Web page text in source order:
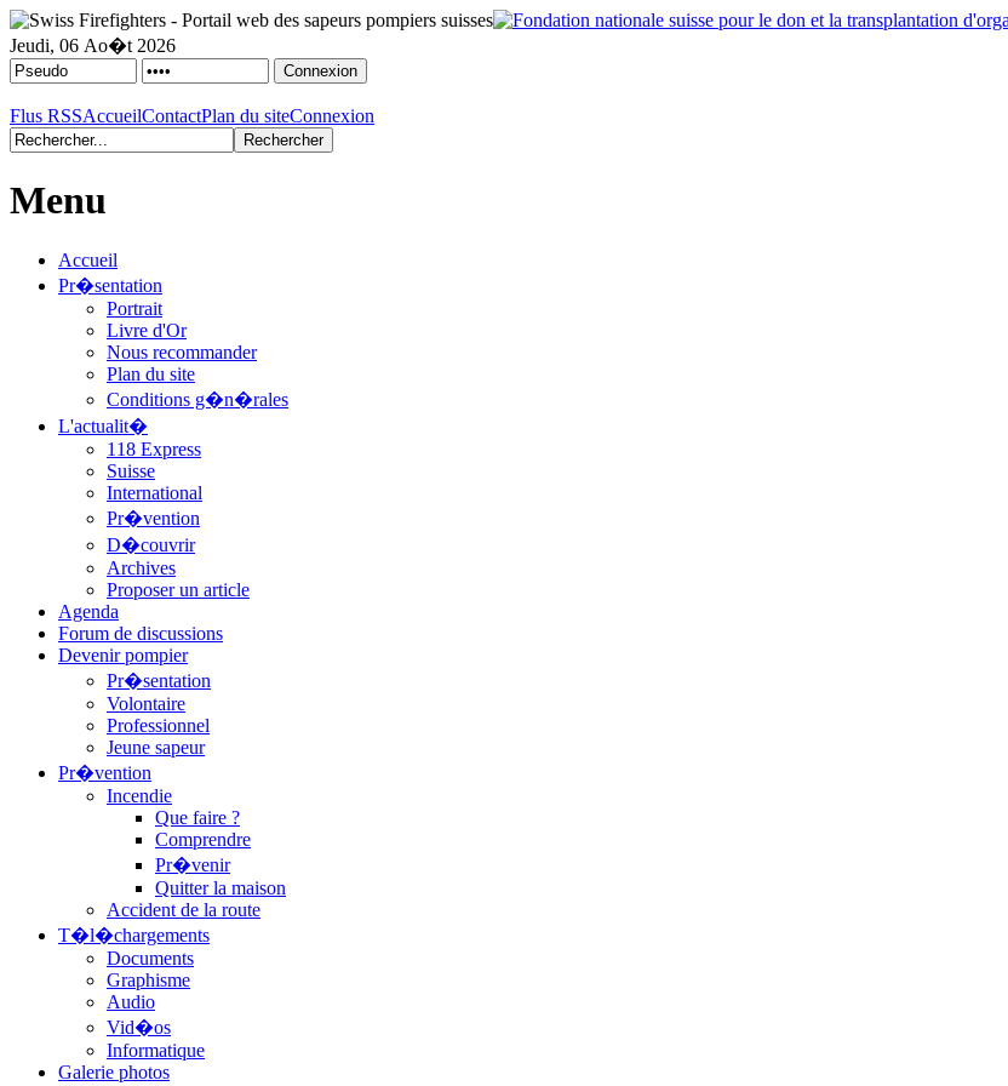
Jeudi, 06 Ao�t 2026
Flus RSSAccueilContactPlan du siteConnexion
Menu
Accueil
Pr�sentation
Portrait
Livre d'Or
Nous recommander
Plan du site
Conditions g�n�rales
L'actualit�
118 Express
Suisse
International
Pr�vention
D�couvrir
Archives
Proposer un article
Agenda
Forum de discussions
Devenir pompier
Pr�sentation
Volontaire
Professionnel
Jeune sapeur
Pr�vention
Incendie
Que faire ?
Comprendre
Pr�venir
Quitter la maison
Accident de la route
T�l�chargements
Documents
Graphisme
Audio
Vid�os
Informatique
Galerie photos